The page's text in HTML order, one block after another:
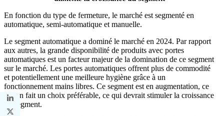
En fonction du type de fermeture, le marché est segmenté en
automatique, semi-automatique et manuelle.
Le segment automatique a dominé le marché en 2024. Par rapport
aux autres, la grande disponibilité de produits avec portes
automatiques est un facteur majeur de la domination de ce segment
sur le marché. Les portes automatiques offrent plus de commodité
et potentiellement une meilleure hygiène grâce à un
fonctionnement mains libres. Ce segment est en augmentation, ce
qui en fait un choix préférable, ce qui devrait stimuler la croissance
du segment.